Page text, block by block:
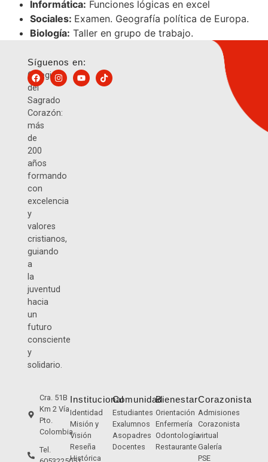
Informática: Funciones lógicas en excel
Sociales: Examen. Geografía política de Europa.
Biología: Taller en grupo de trabajo.
Colegio
del
Sagrado
Corazón:
más
de
200
años
formando
con
excelencia
y
valores
cristianos,
guiando
a
la
juventud
hacia
un
futuro
consciente
y
solidario.
Síguenos en:
Cra. 51B
Km 2 Vía
Pto.
Colombia
Tel.
Institucional
Identidad
Misión y
Visión
Reseña
Histórica
Comunidad
Estudiantes
Exalumnos
Asopadres
Docentes
Bienestar
Orientación
Enfermería
Odontología
Restaurante
Corazonista
Admisiones
Corazonista
virtual
Galería
PSE